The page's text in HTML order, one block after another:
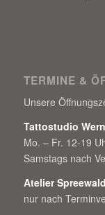
TERMINE &
Unsere
Tattostudio
Mo. – Fr. 12-19
Samstags nach
Atelier
nur nach